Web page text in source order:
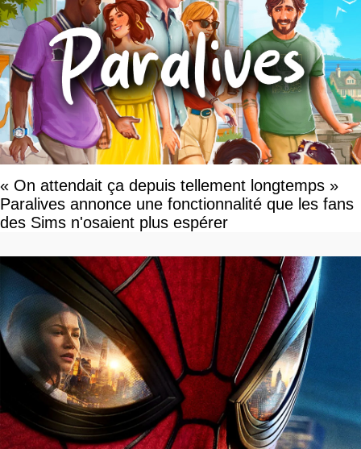
« On attendait ça depuis tellement longtemps »
Paralives annonce une fonctionnalité que les fans
des Sims n'osaient plus espérer